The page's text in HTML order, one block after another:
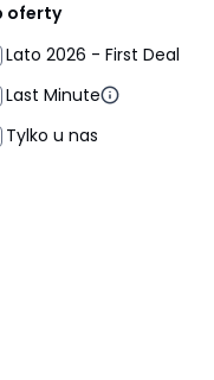
oferty
Lato 2026 - First Deal
Last Minute
Tylko u nas